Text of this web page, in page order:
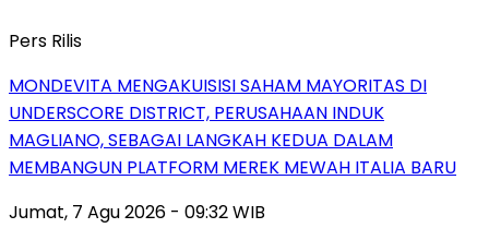
Pers Rilis
MONDEVITA MENGAKUISISI SAHAM MAYORITAS DI
UNDERSCORE DISTRICT, PERUSAHAAN INDUK
MAGLIANO, SEBAGAI LANGKAH KEDUA DALAM
MEMBANGUN PLATFORM MEREK MEWAH ITALIA BARU
Jumat, 7 Agu 2026 - 09:32 WIB